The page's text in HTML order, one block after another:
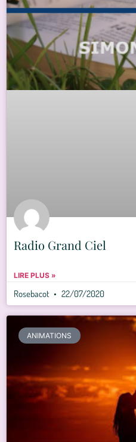
Radio Grand Ciel
LIRE PLUS »
Rosebacot 22/07/2020
ANIMATIONS